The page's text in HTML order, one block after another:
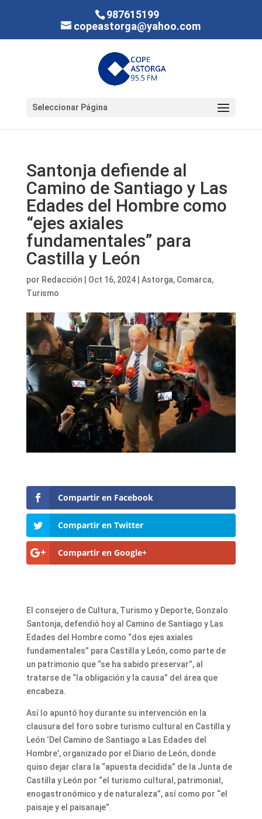
987615199
copeastorga@yahoo.com
Seleccionar Página
Santonja defiende al
Camino de Santiago y Las
Edades del Hombre como
“ejes axiales
fundamentales” para
Castilla y León
por Redacción Oct 16, 2024| Astorga, Comarca,
Turismo
Compartir en Facebook
Compartir en Twitter
Compartir en Google+
El consejero de Cultura, Turismo y Deporte, Gonzalo
Santonja, defendió hoy al Camino de Santiago y Las
Edades del Hombre como “dos ejes axiales
fundamentales” para Castilla y León, como parte de
un patrimonio que “se ha sabido preservar”, al
tratarse de “la obligación y la causa” del área que
encabeza.
Así lo apuntó hoy durante su intervención en la
clausura del foro sobre turismo cultural en Castilla y
León ‘Del Camino de Santiago a Las Edades del
Hombre’, organizado por el Diario de León, donde
quiso dejar clara la “apuesta decidida” de la Junta de
Castilla y León por “el turismo cultural, patrimonial,
enogastronómico y de naturaleza”, así como por “el
paisaje y el paisanaje”.